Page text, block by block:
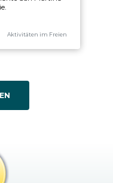
aria.experience_category_prefix
Aktivitäten im Freien